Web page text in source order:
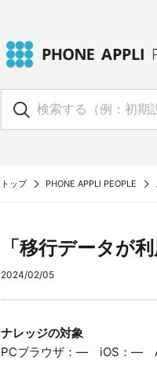
トップ PHONE APPLI PEOPLE
「移行データが
2024/02/05
ナレッジの対象
PCブラウザ：― iOS：―